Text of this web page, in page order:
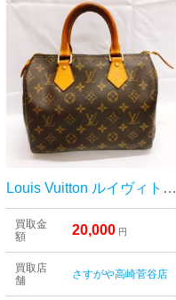
Louis Vuitton ルイヴィトン スピーディー25 モノグラム ハンドバッグ
買取金
額
20,000 円
買取店
舗
さすがや高崎菅谷店